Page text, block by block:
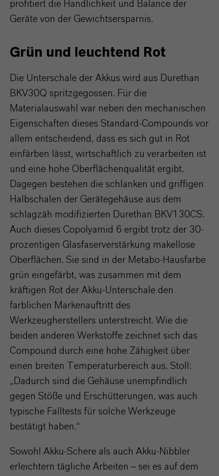
profitiert die Handlichkeit und Balance der
Geräte von der Gewichtsersparnis.
Grün und leuchtend Rot
Die Unterschale der Akkus wird aus Durethan
BKV30Q spritzgegossen. Für die
Materialauswahl war neben den mechanischen
Eigenschaften dieses Standard-Compounds vor
allem entscheidend, dass es sich gut in Rot
einfärben lässt, wirtschaftlich zu verarbeiten ist
und eine hohe Oberflächenqualität ergibt.
Dagegen bestehen die schlanken und griffigen
Halbschalen der Gerätegehäuse aus dem
schlagzäh modifizierten Durethan BKV130CS.
Auch dieses Copolyamid 6 ergibt trotz der 30-
prozentigen Glasfaserverstärkung makellose
Oberflächen. Sie sind in der Metabo-Hausfarbe
grün eingefärbt, was zusammen mit dem
kräftigen Rot der Akku-Unterschale den
farblichen Markenauftritt des
Werkzeugherstellers unterstreicht. Wie die
beiden anderen Werkstoffe zeichnet sich das
Compound durch eine hohe Zähigkeit über
einen breiten Temperaturbereich aus. Stoll:
„Dadurch sind die Gehäuse unempfindlich
gegen Stöße und Erschütterungen, was auch
typische Falltests für solche Werkzeuge
bestätigt haben.“
Sowohl Akku-Schere als auch Akku-Nibbler
erleichtern tägliche Arbeiten – sei es auf dem